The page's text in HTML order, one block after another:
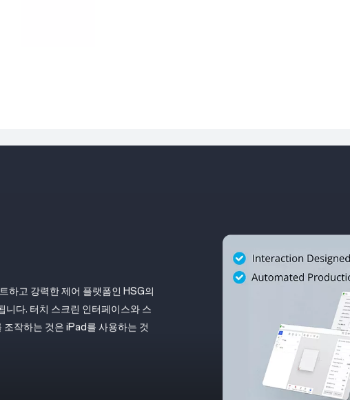
하고 강력한 제어 플랫폼인 HSG의
니다. 터치 스크린 인터페이스와 스
작하는 것은 iPad를 사용하는 것